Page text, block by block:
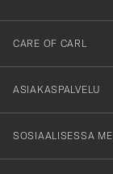
dig
till
vårt
nyhetsbrev!
CARE OF CARL
ASIAKASPALVELU
SOSIAALISESSA